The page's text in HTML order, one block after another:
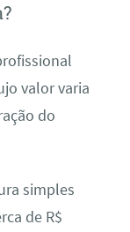
valor varia
do
simples
de R$